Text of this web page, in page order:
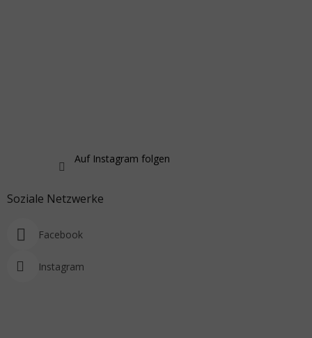
Auf Instagram folgen
Soziale Netzwerke
Facebook
Instagram